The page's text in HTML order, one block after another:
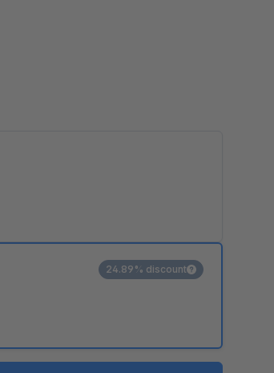
24.89% discount